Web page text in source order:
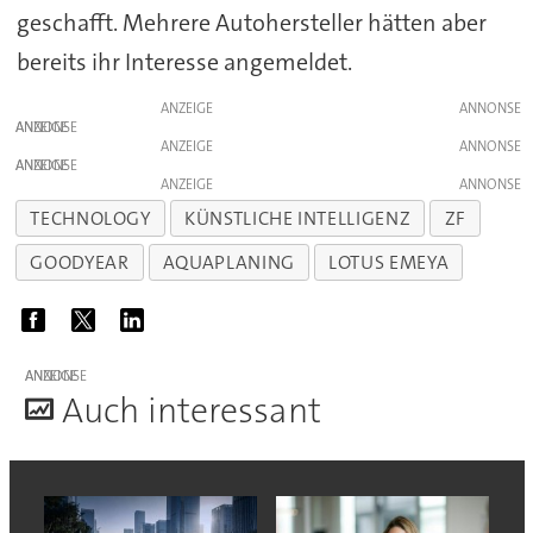
geschafft. Mehrere Autohersteller hätten aber
bereits ihr Interesse angemeldet.
ANZEIGE
ANZEIGE
ANZEIGE
ANZEIGE
ANZEIGE
TECHNOLOGY KÜNSTLICHE INTELLIGENZ
ZF
GOODYEAR
AQUAPLANING LOTUS EMEYA
ANZEIGE
Auch interessant